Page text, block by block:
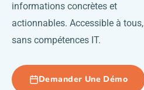
informations concrètes et
actionnables. Accessible à tous,
sans compétences IT.
Demander Une Démo